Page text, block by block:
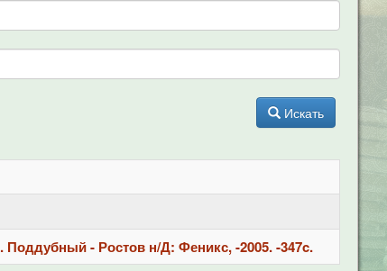
Искать
- Ростов н/Д: Феникс, -2005. -347c.